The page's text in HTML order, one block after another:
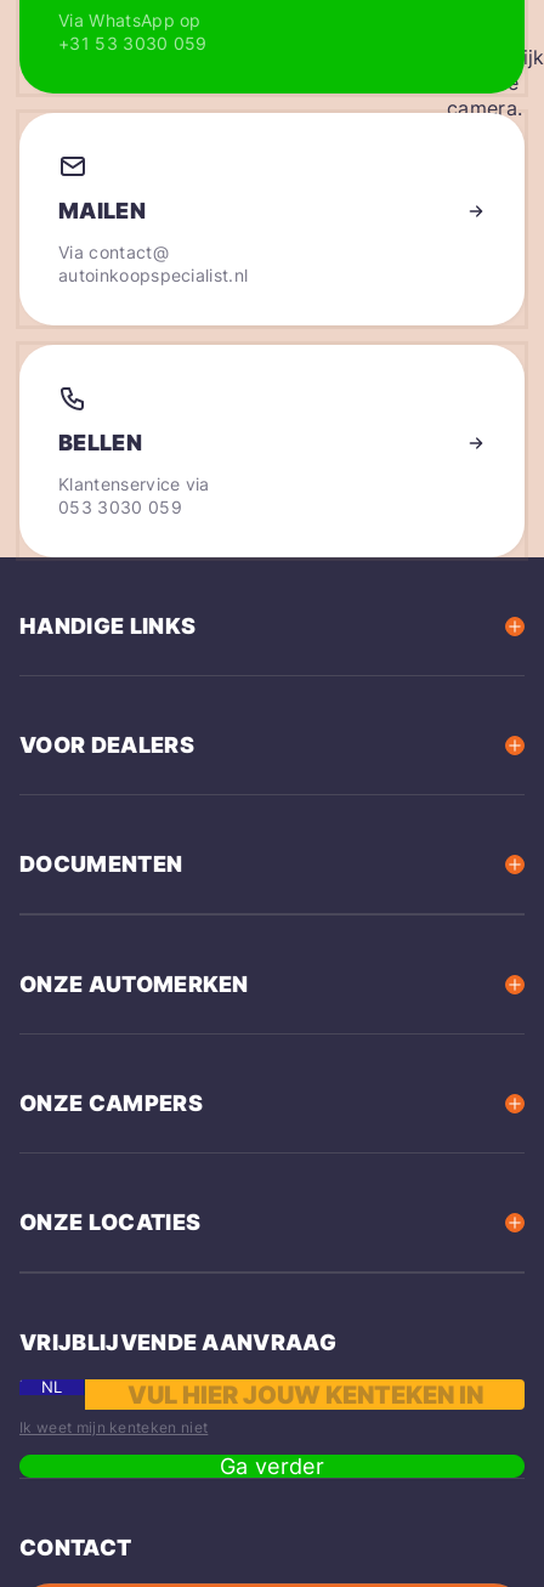
Via WhatsApp op
+31 53 3030 059
MAILEN
Viacontact@
autoinkoopspecialist.nl
BELLEN
Klantenservice via
053 3030 059
HANDIGE LINKS
VOOR DEALERS
DOCUMENTEN
ONZE AUTOMERKEN
ONZE CAMPERS
ONZE LOCATIES
VRIJBLIJVENDE AANVRAAG
NL
Ik weet mijn kenteken niet
Ga verder
CONTACT